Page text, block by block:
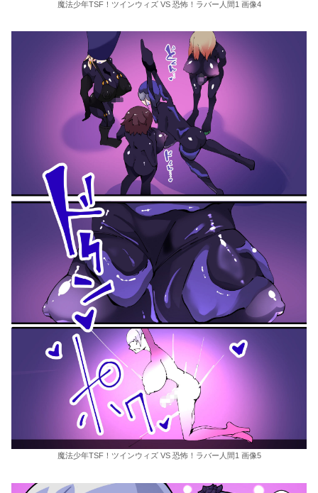
魔法少年TSF！ツインウィズ VS 恐怖！ラバー人間1 画像4
魔法少年TSF！ツインウィズ VS 恐怖！ラバー人間1 画像5